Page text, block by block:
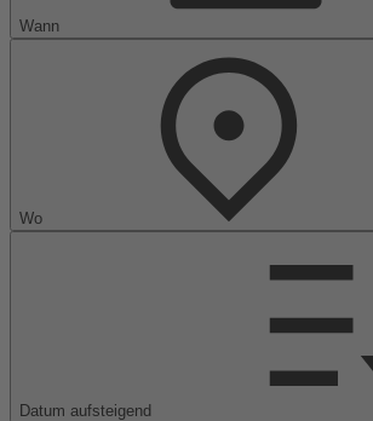
Wann
Wo
Datum aufsteigend